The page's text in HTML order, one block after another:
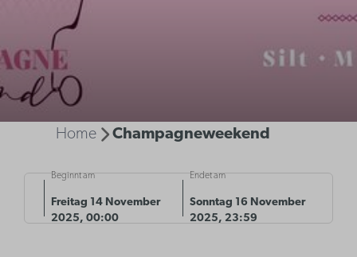
Home Champagneweekend
Beginnt am
Freitag 14 November
2025, 00:00
Endet am
Sonntag 16 November
2025, 23:59